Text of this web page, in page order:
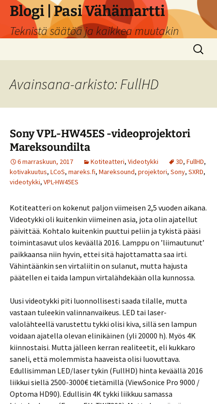
Siirry
sisältöön
Blogi | Pasi Vähämartti
Teknistä säätöä ja kaikkea muutakin
Haku:
Avainsana-arkisto: FullHD
Sony VPL-HW45ES -videoprojektori
Mareksoundilta
6 marraskuun, 2017 Kotiteatteri, Videotykki 3D, FullHD,
kotivakuutus, LCoS, mareks.fi, Mareksound, projektori, Sony, SXRD,
videotykki, VPL-HW45ES
Kotiteatteri on kokenut paljon viimeisen 2,5 vuoden aikana.
Videotykki oli kuitenkin viimeinen asia, jota olin ajatellut
päivittää. Kohtalo kuitenkin puuttui peliin ja tykistä pääsi
toimintasavut ulos keväällä 2016. Lamppu on ’liimautunut’
paikkaansa niin hyvin, ettei sitä hajottamatta saa irti.
Vähintäänkin sen virtaliitin on sulanut, mutta hajusta
päätellen ei taida lampun virtalähdekään olla kunnossa.
Uusi videotykki piti luonnollisesti saada tilalle, mutta
vastaan tuleekin valinnanvaikeus. LED tai laser-
valolähteellä varustettu tykki olisi kiva, sillä sen lampun
voidaan ajatella olevan elinikäinen (yli 20000 h). Myös 4K
kiinnostaisi. Mutta jälleen kerran realiteetit, eli kukkaro
saneli, että molemmista haaveista olisi luovuttava.
Edullisimman LED/laser tykin (FullHD) hinta keväällä 2016
liikkui siellä 2500-3000€ tietämillä (ViewSonice Pro 9000 /
Optoma HD90). Edullisin 4K tykki liikkuu samassa